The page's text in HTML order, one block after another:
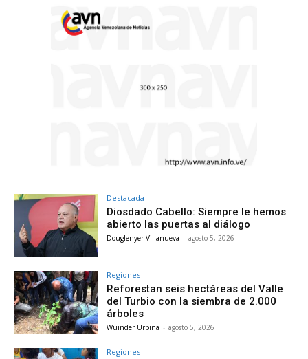
Destacada
Diosdado Cabello: Siempre le hemos
abierto las puertas al diálogo
Douglenyer Villanueva - agosto 5, 2026
Regiones
Reforestan seis hectáreas del Valle
del Turbio con la siembra de 2.000
árboles
Wuinder Urbina - agosto 5, 2026
Regiones